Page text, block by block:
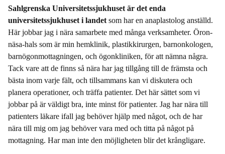
Sahlgrenska Universitetssjukhuset är det enda
universitetssjukhuset i landet som har en anaplastolog anställd.
Här jobbar jag i nära samarbete med många verksamheter. Öron-
näsa-hals som är min hemklinik, plastikkirurgen, barnonkologen,
barnögonmottagningen, och ögonkliniken, för att nämna några.
Tack vare att de finns så nära har jag tillgång till de främsta och
bästa inom varje fält, och tillsammans kan vi diskutera och
planera operationer, och träffa patienter. Det här sättet som vi
jobbar på är väldigt bra, inte minst för patienter. Jag har nära till
patienters läkare ifall jag behöver hjälp med något, och de har
nära till mig om jag behöver vara med och titta på något på
mottagning. Har man inte den möjligheten blir det krångligare.